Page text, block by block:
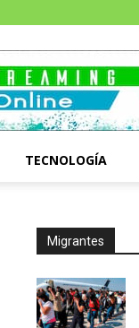
TECNOLOGÍA
Migrantes